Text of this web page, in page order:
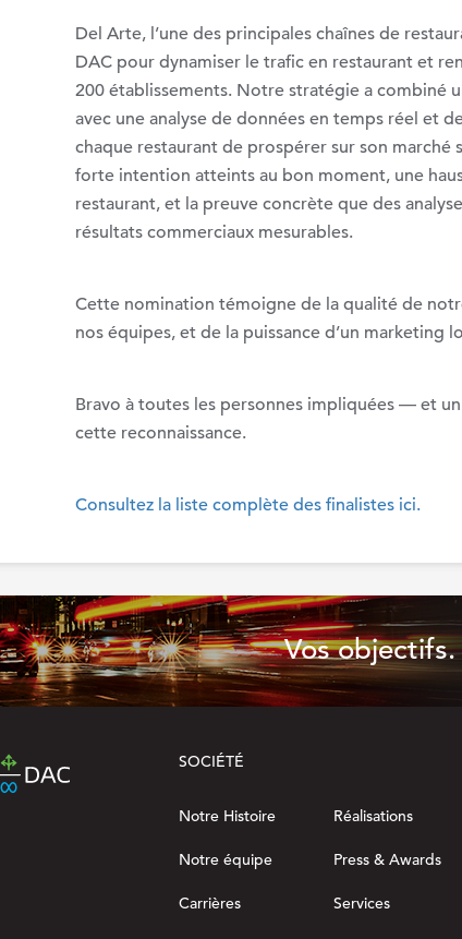
Del Arte, l’une des principales chaînes de
DAC pour dynamiser le trafic en restaurant et
200 établissements. Notre stratégie a combiné
avec une analyse de données en temps réel et
chaque restaurant de prospérer sur son marché
forte intention atteints au bon moment, une
restaurant, et la preuve concrète que des
résultats commerciaux mesurables.
Cette nomination témoigne de la qualité de
nos équipes, et de la puissance d’un marketing
Bravo à toutes les personnes impliquées — et
cette reconnaissance.
Consultez la liste complète des finalistes ici.
Vos
SOCIÉTÉ
Notre Histoire Réalisations
Notre équipe Press & Awards
Carrières Services